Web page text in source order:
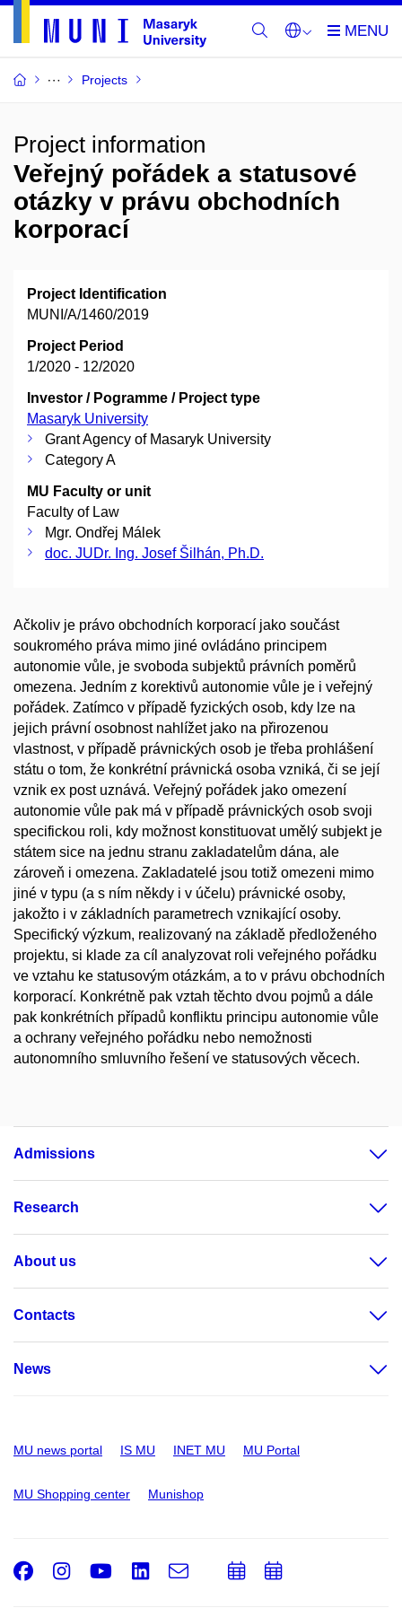
Projects
Project information
Veřejný pořádek a statusové
otázky v právu obchodních
korporací
Project Identification
MUNI/A/1460/2019
Project Period
1/2020 - 12/2020
Investor / Pogramme / Project type
Masaryk University
Grant Agency of Masaryk University
Category A
MU Faculty or unit
Faculty of Law
Mgr. Ondřej Málek
doc. JUDr. Ing. Josef Šilhán, Ph.D.
Ačkoliv je právo obchodních korporací jako součást
soukromého práva mimo jiné ovládáno principem
autonomie vůle, je svoboda subjektů právních poměrů
omezena. Jedním z korektivů autonomie vůle je i veřejný
pořádek. Zatímco v případě fyzických osob, kdy lze na
jejich právní osobnost nahlížet jako na přirozenou
vlastnost, v případě právnických osob je třeba prohlášení
státu o tom, že konkrétní právnická osoba vzniká, či se její
vznik ex post uznává. Veřejný pořádek jako omezení
autonomie vůle pak má v případě právnických osob svoji
specifickou roli, kdy možnost konstituovat umělý subjekt je
státem sice na jednu stranu zakladatelům dána, ale
zároveň i omezena. Zakladatelé jsou totiž omezeni mimo
jiné v typu (a s ním někdy i v účelu) právnické osoby,
jakožto i v základních parametrech vznikající osoby.
Specifický výzkum, realizovaný na základě předloženého
projektu, si klade za cíl analyzovat roli veřejného pořádku
ve vztahu ke statusovým otázkám, a to v právu obchodních
korporací. Konkrétně pak vztah těchto dvou pojmů a dále
pak konkrétních případů konfliktu principu autonomie vůle
a ochrany veřejného pořádku nebo nemožnosti
autonomního smluvního řešení ve statusových věcech.
Admissions
Research
About us
Contacts
News
MU news portal IS MU INET MU MU Portal
MU Shopping center Munishop
Facebook
Instagram
Youtube
LinkedIn
e-
AddAdd